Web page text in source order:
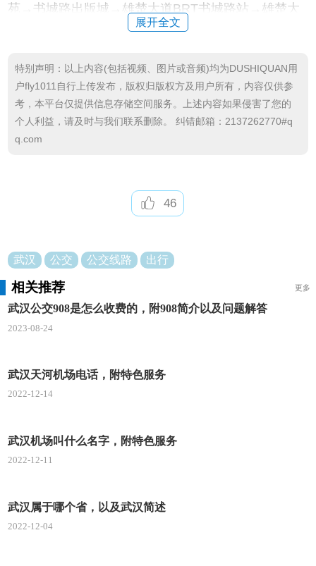
苑→书城路出版城→雄楚大道BRT书城路站→雄楚大
道BRT石牌岭路站→雄楚大道BRT丁字桥路站→雄楚
路起义门→首义路轻机→张之洞路千家街→武昌火车
站公交场站
回行：武昌火车站公交场站→雄楚大道井岗村→
雄楚大道BRT静安路站→雄楚大道BRT丁字桥路站→
家咀→珞狮路南湖山庄→珞狮路澳新学院→珞狮路壕
道马嘴村→文化大道新路村→文化大道地铁新路村站
→文化大道大港村→文化大道联投龙湾公园→文化大
道金樱街→文化大道地铁大花岭站→文化大道鹏湖湾
→文化大道星光大道口→文化大道红旗村→文化大道
清江泓景→文化大道地铁江夏客厅站→文化大道联投
局→北华街九全嘉国际广场→江夏大道公交停车场
展开全文
特别声明：以上内容(包括视频、图片或音频)均为DUSHIQUAN用
户fly1011自行上传发布，版权归版权方及用户所有，内容仅供参
考，本平台仅提供信息存储空间服务。上述内容如果侵害了您的
个人利益，请及时与我们联系删除。 纠错邮箱：2137262770#q
q.com
46
武汉 公交 公交线路 出行
相关推荐 更多
武汉公交908是怎么收费的，附908简介以及问题解答
2023-08-24
武汉天河机场电话，附特色服务
2022-12-14
武汉机场叫什么名字，附特色服务
2022-12-11
武汉属于哪个省，以及武汉简述
2022-12-04